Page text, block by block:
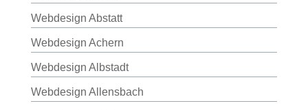
Webdesign Abstatt
Webdesign Achern
Webdesign Albstadt
Webdesign Allensbach